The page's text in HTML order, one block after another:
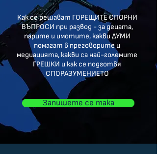
Как се решават ГОРЕЩИТЕ СПОРНИ
ВЪПРОСИ при развод - за децата,
парите и имотите, какви ДУМИ
помагат в преговорите и
медиацията, какви са най-големите
ГРЕШКИ и как се подготвя
СПОРАЗУМЕНИЕТО
Запишете се така